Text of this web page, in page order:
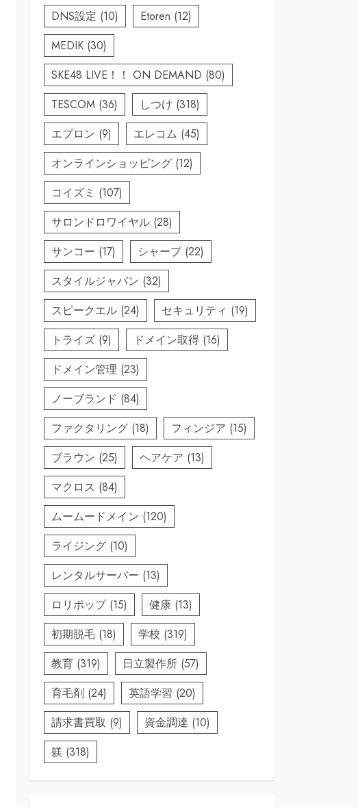
DNS設定 (10) Etoren (12)
MEDIK (30)
SKE48 LIVE！！ ON DEMAND (80)
TESCOM (36) しつけ (318)
エプロン (9) エレコム (45)
オンラインショッピング (12)
コイズミ (107)
サロンドロワイヤル (28)
サンコー (17) シャープ(22)
スタイルジャパン (32)
スピークエル (24) セキュリティ (19)
トライズ (9) ドメイン取得 (16)
ドメイン管理 (23)
ノーブランド (84)
ファクタリング (18) フィンジア (15)
ブラウン (25) ヘアケア (13)
マクロス (84)
ムームードメイン (120)
ライジング (10)
レンタルサーバー (13)
ロリポップ(15) 健康 (13)
初期脱毛 (18) 学校 (319)
教育 (319) 日立製作所 (57)
育毛剤 (24) 英語学習 (20)
請求書買取 (9) 資金調達 (10)
躾 (318)